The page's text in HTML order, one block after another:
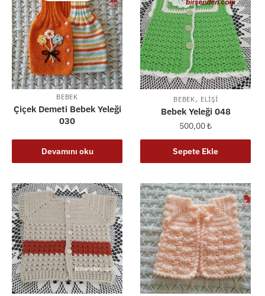
BEBEK
Çiçek Demeti Bebek Yeleği
030
Devamını oku
BEBEK, ELIŞI
Bebek Yeleği 048
500,00₺
Sepete Ekle